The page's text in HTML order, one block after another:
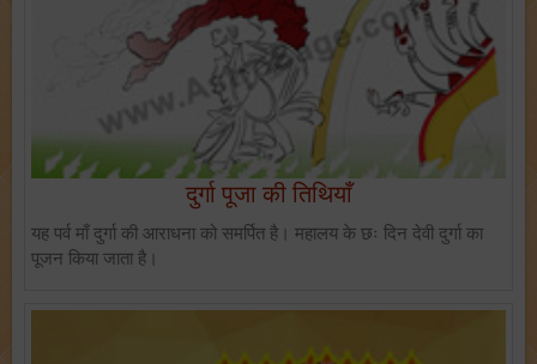
दुर्गा पूजा की तिथियाँ
यह पर्व माँ दुर्गा की आराधना को समर्पित है। महालय के छः दिन देवी दुर्गा का
पूजन किया जाता है।